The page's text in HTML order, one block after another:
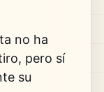
no ha
pero sí
su